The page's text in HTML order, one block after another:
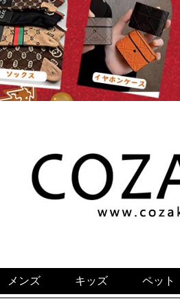
メンズ キッズ ペット